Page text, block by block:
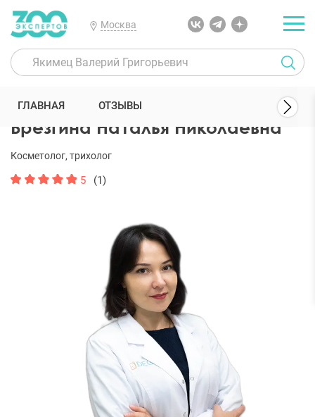
Москва
300 Экспертов Косметологи Брезгина Наталья Николаевна
Брезгина Наталья Николаевна
Косметолог, трихолог
5 (1)
ГЛАВНАЯ ОТЗЫВЫ